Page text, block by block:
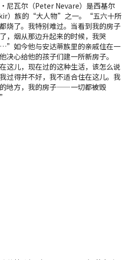
尼瓦尔（Peter Nevare）是西基尔
）族的“大人物”之一。“五六十所
烧了。我特别难过。当看到我的房子
，烟从那边升起来的时候，我哭
如今他与安达蒂族里的亲戚住在一
决心给他的孩子们建一所新房子。
这儿，现在过的这种生活，该怎么说
过得并不好，我不适合住在这儿。我
地方，我的房子——一切都被毁